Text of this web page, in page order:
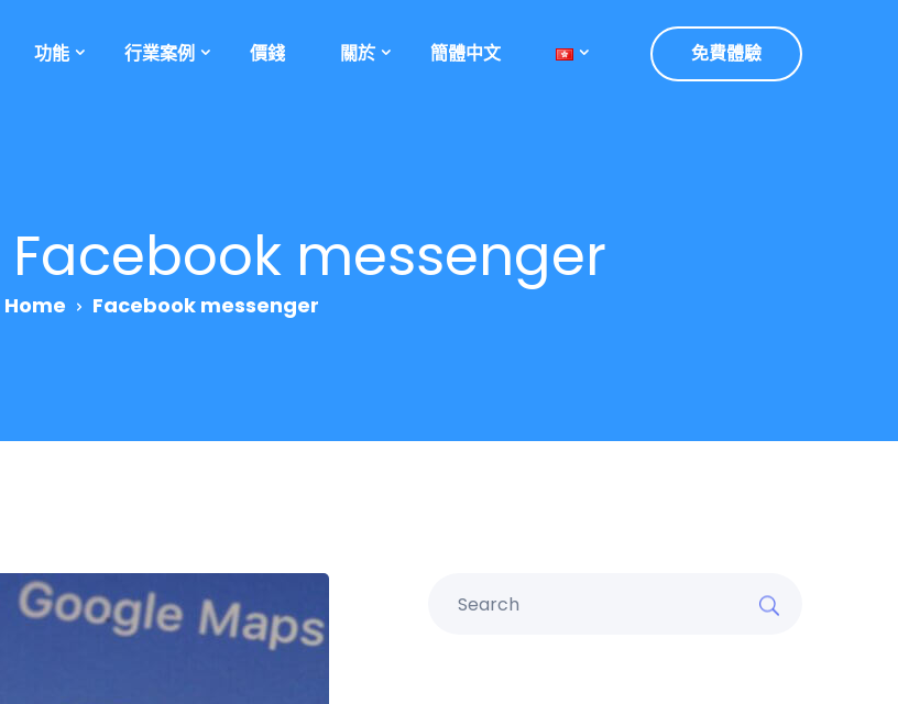
功能 行業案例 價錢 關於 簡體中文 免費體驗
Facebook messenger
Home Facebook messenger